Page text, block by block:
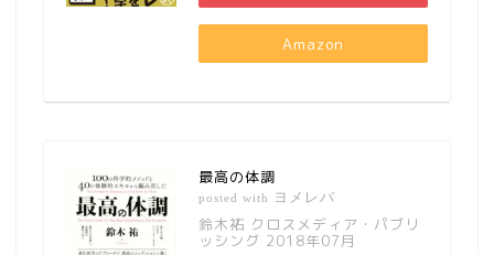
Amazon
最高の体調
posted with ヨメレバ
鈴木祐 クロスメディア・パブリ
ッシング 2018年07月